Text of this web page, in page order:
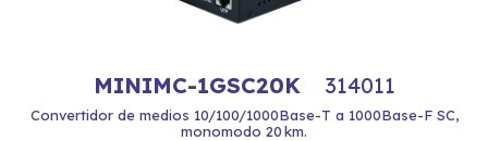
MINIMC-1GSC20K 314011
Convertidor de medios 10/100/1000Base-T a 1000Base-F SC,
monomodo 20 km.